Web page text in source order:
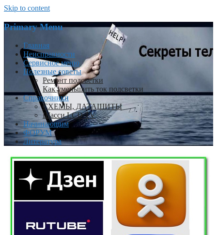
Skip to content
Primary Menu
Главная
Неисправности
Сервисное меню
Полезные советы
Ремонт подсветки
Как уменьшить ток подсветки
Справочники
СХЕМЫ, ДАТАШИТЫ
Шасси LCD TV
Начинающим
ФОРУМ
Литература